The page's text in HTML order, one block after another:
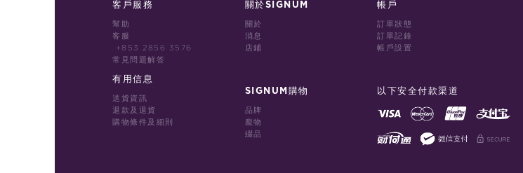
客戶服務
幫助
客服
+853 2856 3576
常見問題解答
有用信息
送貨資訊
退款及退貨
購物條件及細則
關於SIGNUM
關於
消息
店鋪
SIGNUM購物
品牌
龐物
綴品
帳戶
訂單狀態
訂單記錄
帳戶設置
以下安全付款渠道